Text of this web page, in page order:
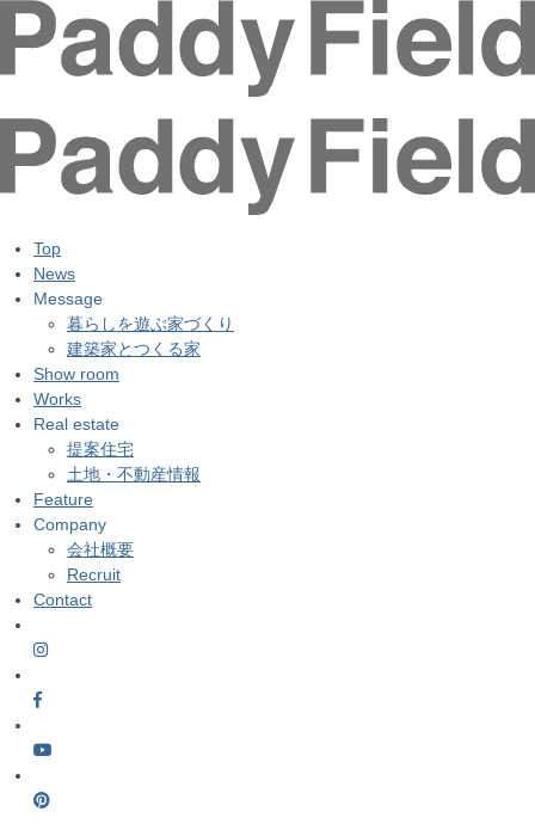
Top
News
Message
暮らしを遊ぶ家づくり
建築家とつくる家
Show room
Works
Real estate
提案住宅
土地・不動産情報
Feature
Company
会社概要
Recruit
Contact